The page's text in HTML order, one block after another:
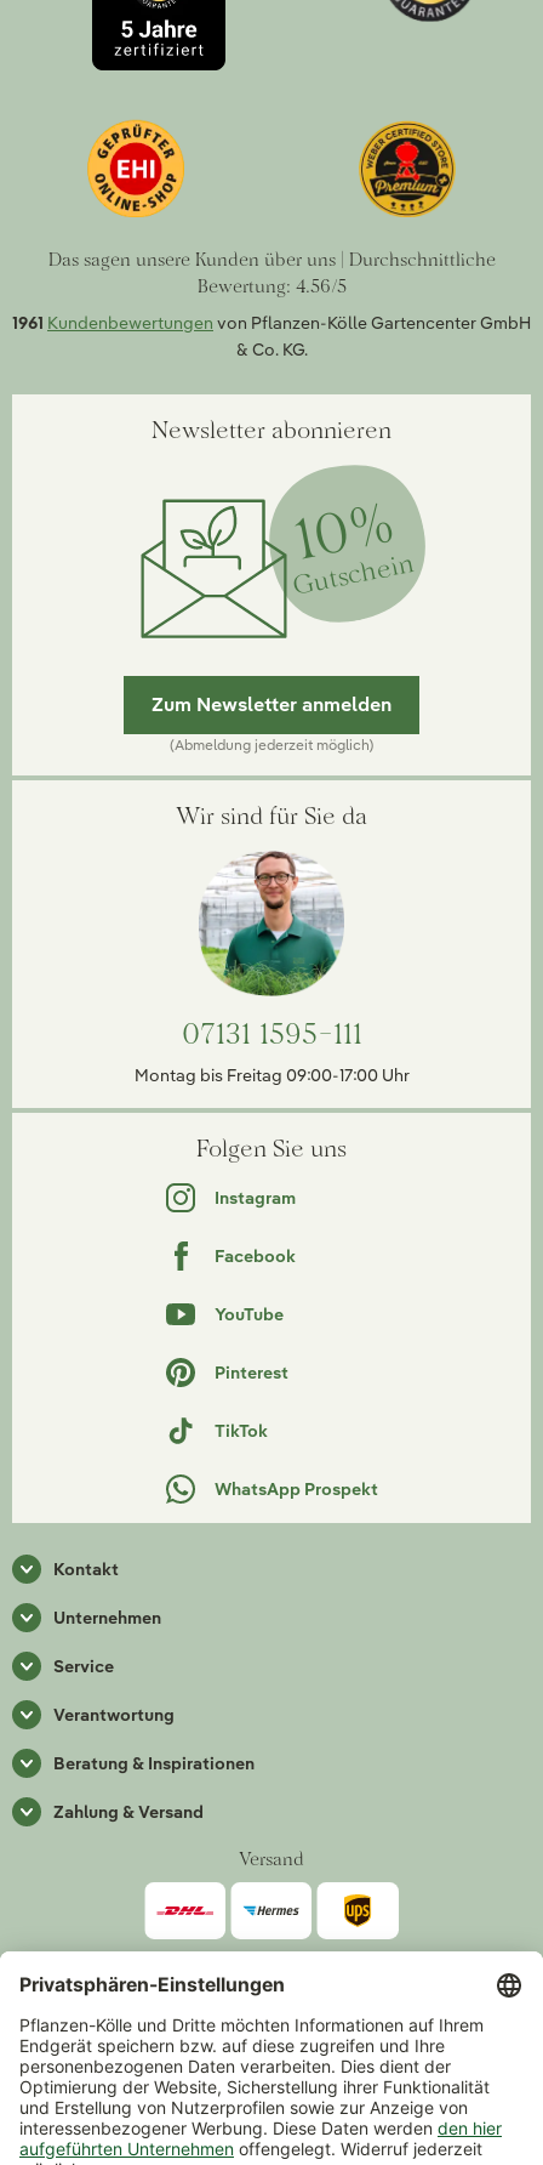
Das sagen unsere Kunden über uns | Durchschnittliche
Bewertung: 4.56/5
1961 Kundenbewertungen von Pflanzen-Kölle Gartencenter GmbH
& Co. KG.
Newsletter abonnieren
10%
Gutschein
Zum Newsletter anmelden
(Abmeldung jederzeit möglich)
Wir sind für Sie da
07131 1595-111
Montag bis Freitag 09:00-17:00 Uhr
Folgen Sie uns
Instagram
Facebook
YouTube
Pinterest
TikTok
WhatsApp Prospekt
Kontakt
Unternehmen
Service
Verantwortung
Beratung & Inspirationen
Zahlung & Versand
Versand
Zahlarten
*Alle Preise inkl. gesetzlicher Mehrwertsteuer zzgl.Versand
Mindestbestellwert 14,90 €, ausgenommen sind Gutscheine und
Events.